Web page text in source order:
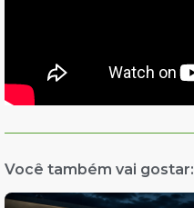
Você também vai gostar: